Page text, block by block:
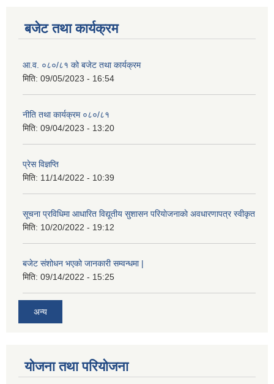
बजेट तथा कार्यक्रम
आ.व. ०८०/८१ को बजेट तथा कार्यक्रम
मिति: 09/05/2023 - 16:54
नीति तथा कार्यक्रम ०८०/८१
मिति: 09/04/2023 - 13:20
प्रेस विज्ञप्ति
मिति: 11/14/2022 - 10:39
सूचना प्रविधिमा आधारित विद्यूतीय सुशासन परियाेजनाकाे अवधारणापत्र स्वीकृत
मिति: 10/20/2022 - 19:12
बजेट संशोधन भएको जानकारी सम्वन्धमा |
मिति: 09/14/2022 - 15:25
अन्य
योजना तथा परियोजना